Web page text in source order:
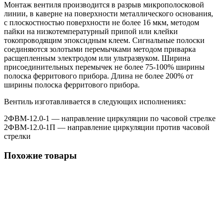
Монтаж вентиля производится в разрыв микрополосковой
линии, в каверне на поверхности металлического основания,
с плоскостностью поверхности не более 16 мкм, методом
пайки на низкотемпературный припой или клейки
токопроводящим эпоксидным клеем. Сигнальные полоски
соединяются золотыми перемычками методом приварка
расщепленным электродом или ультразвуком. Ширина
присоединительных перемычек не более 75-100% ширины
полоска ферритового прибора. Длина не более 200% от
ширины полоска ферритового прибора.
Вентиль изготавливается в следующих исполнениях:
2ФВМ-12.0-1 — направление циркуляции по часовой стрелке
2ФВМ-12.0-1П — направление циркуляции против часовой
стрелки
Похожие товары